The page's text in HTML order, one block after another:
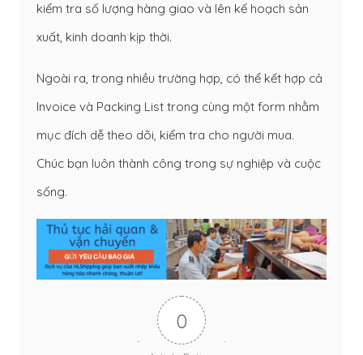
kiểm tra số lượng hàng giao và lên kế hoạch sản
xuất, kinh doanh kịp thời.
Ngoài ra, trong nhiều trường hợp, có thể kết hợp cả
Invoice và Packing List trong cùng một form nhằm
mục đích dễ theo dõi, kiểm tra cho người mua.
Chúc bạn luôn thành công trong sự nghiệp và cuộc
sống.
0